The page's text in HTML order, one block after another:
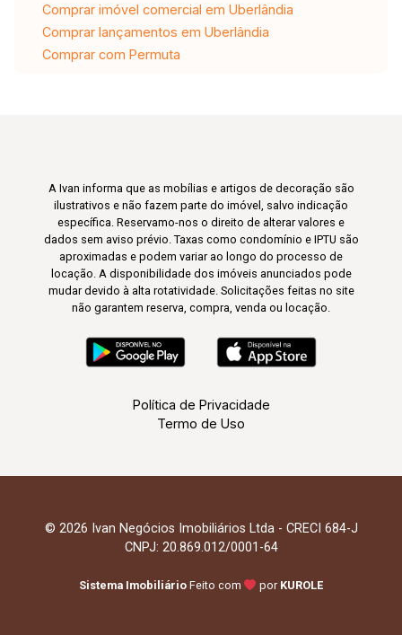
Comprar imóvel comercial em Uberlândia
Comprar lançamentos em Uberlândia
Comprar com Permuta
A Ivan informa que as mobílias e artigos de decoração são
ilustrativos e não fazem parte do imóvel, salvo indicação
específica. Reservamo-nos o direito de alterar valores e
dados sem aviso prévio. Taxas como condomínio e IPTU são
aproximadas e podem variar ao longo do processo de
locação. A disponibilidade dos imóveis anunciados pode
mudar devido à alta rotatividade. Solicitações feitas no site
não garantem reserva, compra, venda ou locação.
Política de Privacidade
Termo de Uso
© 2026 Ivan Negócios Imobiliários Ltda - CRECI 684-J
CNPJ: 20.869.012/0001-64
Sistema Imobiliário Feito com por KUROLE